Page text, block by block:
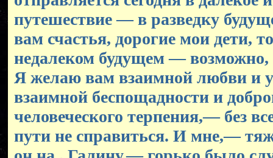
путешествие — в разведку
вам счастья, дорогие мои дети,
недалеком будущем — возможно,
Я желаю вам взаимной любви и
взаимной беспощадности и
человеческого терпения,— без
пути не справиться. И мне,—